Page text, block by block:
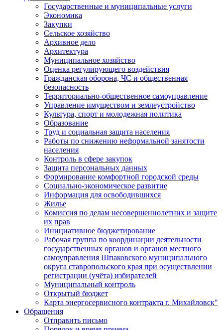
Государственные и муниципальные услуги
Экономика
Закупки
Сельское хозяйство
Архивное дело
Архитектура
Муниципальное хозяйство
Оценка регулирующего воздействия
Гражданская оборона, ЧС и общественная
безопасность
Территориально-общественное самоуправление
Управление имуществом и землеустройство
Культура, спорт и молодежная политика
Образование
Труд и социальная защита населения
Работы по снижению неформальной занятости
населения
Контроль в сфере закупок
Защита персональных данных
Формирование комфортной городской среды
Социально-экономическое развитие
Информация для освободившихся
Жилье
Комиссия по делам несовершеннолетних и защите
их прав
Инициативное бюджетирование
Рабочая группа по координации деятельности
государственных органов и органов местного
самоуправления Шпаковского муниципального
округа ставропольского края при осуществлении
регистрации (учёта) избирателей
Муниципальный контроль
Открытый бюджет
Карта энергосервисного контракта г. Михайловск"
Обращения
Отправить письмо